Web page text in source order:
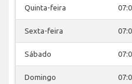
Quinta-feira
Sexta-feira
Sábado
Domingo